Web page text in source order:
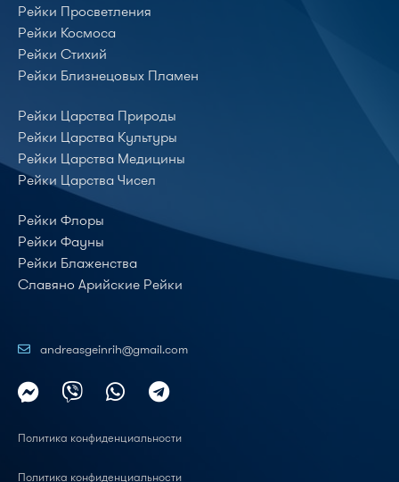
Рейки Просветления
Рейки Космоса
Рейки Стихий
Рейки Близнецовых Пламен
Рейки Царства Природы
Рейки Царства Культуры
Рейки Царства Медицины
Рейки Царства Чисел
Рейки Флоры
Рейки Фауны
Рейки Блаженства
Славяно Арийские Рейки
andreasgeinrih@gmail.com
Политика конфиденциальности
Политика конфиденциальности